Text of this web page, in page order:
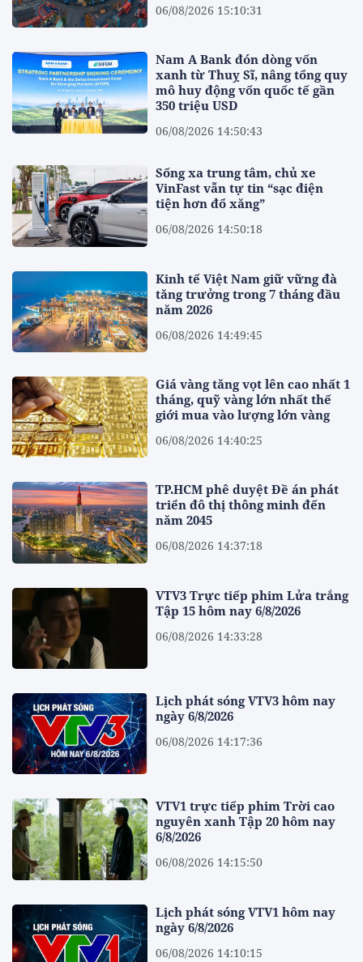
06/08/2026 15:10:31
Nam A Bank đón dòng vốn
xanh từ Thuỵ Sĩ, nâng tổng quy
mô huy động vốn quốc tế gần
350 triệu USD
06/08/2026 14:50:43
Sống xa trung tâm, chủ xe
VinFast vẫn tự tin “sạc điện
tiện hơn đổ xăng”
06/08/2026 14:50:18
Kinh tế Việt Nam giữ vững đà
tăng trưởng trong 7 tháng đầu
năm 2026
06/08/2026 14:49:45
Giá vàng tăng vọt lên cao nhất 1
tháng, quỹ vàng lớn nhất thế
giới mua vào lượng lớn vàng
06/08/2026 14:40:25
TP.HCM phê duyệt Đề án phát
triển đô thị thông minh đến
năm 2045
06/08/2026 14:37:18
VTV3 Trực tiếp phim Lửa trắng
Tập 15 hôm nay 6/8/2026
06/08/2026 14:33:28
Lịch phát sóng VTV3 hôm nay
ngày 6/8/2026
06/08/2026 14:17:36
VTV1 trực tiếp phim Trời cao
nguyên xanh Tập 20 hôm nay
6/8/2026
06/08/2026 14:15:50
Lịch phát sóng VTV1 hôm nay
ngày 6/8/2026
06/08/2026 14:10:15